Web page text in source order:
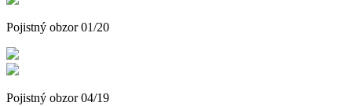
Pojistný obzor 01/20
Pojistný obzor 04/19